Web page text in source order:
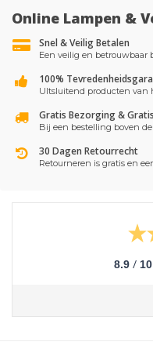
Online Lampen &
Snel & Veilig Betalen
Een veilig en betrouwbaar
100%
UItsluitend producten van
Gratis Bezorging &
Bij een bestelling boven
30 Dagen Retourrecht
Retourneren is gratis en
8.9 / 10